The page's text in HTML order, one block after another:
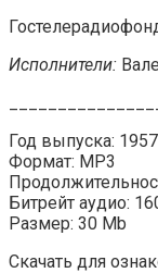
Исполнители:
Год выпуска: 1957
Формат: MP3
Битрейт аудио:
Размер: 30 Mb
Скачать для